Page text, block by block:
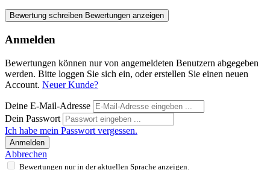
Bewertung schreiben Bewertungen anzeigen
Anmelden
Bewertungen können nur von angemeldeten Benutzern abgegeben
werden. Bitte loggen Sie sich ein, oder erstellen Sie einen neuen
Account. Neuer Kunde?
Deine E-Mail-Adresse
Dein Passwort
Ich habe mein Passwort vergessen.
Anmelden
Abbrechen
Bewertungen nur in der aktuellen Sprache anzeigen.